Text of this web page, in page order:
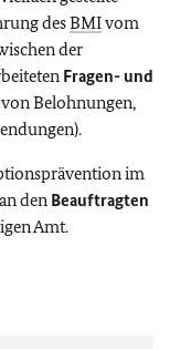
desBMIvom
der
Fragen- und
Belohnungen,
im
den Beauftragten
Amt.